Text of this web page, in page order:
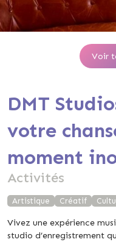
Voir
DMT
votre
moment
Activités
Artistique Créatif
Vivez une expérience
studio d’enregistrement